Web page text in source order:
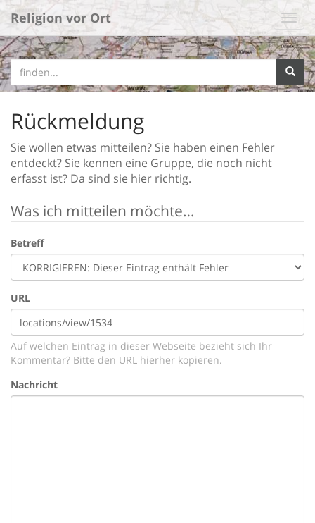
Religion vor Ort
Rückmeldung
Sie wollen etwas mitteilen? Sie haben einen Fehler
entdeckt? Sie kennen eine Gruppe, die noch nicht
erfasst ist? Da sind sie hier richtig.
Was ich mitteilen möchte…
Betreff
URL
Auf welchen Eintrag in dieser Webseite bezieht sich Ihr
Kommentar? Bitte den URL hierher kopieren.
Nachricht